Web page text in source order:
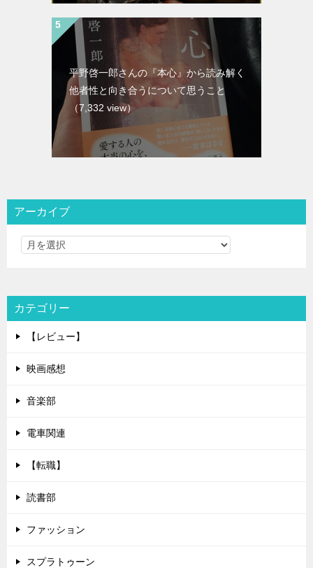
平野啓一郎さんの『本心』から読み解く
他者性と向き合うについて思うこと
（7,332 view）
アーカイブ
カテゴリー
【レビュー】
映画感想
音楽部
電車関連
【転職】
読書部
ファッション
スプラトゥーン